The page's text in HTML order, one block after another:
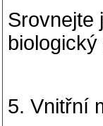
Srovnejte
5. Vnitřní